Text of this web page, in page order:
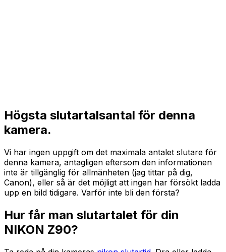
Högsta slutartalsantal för denna
kamera.
Vi har ingen uppgift om det maximala antalet slutare för
denna kamera, antagligen eftersom den informationen
inte är tillgänglig för allmänheten (jag tittar på dig,
Canon), eller så är det möjligt att ingen har försökt ladda
upp en bild tidigare. Varför inte bli den första?
Hur får man slutartalet för din
NIKON Z90?